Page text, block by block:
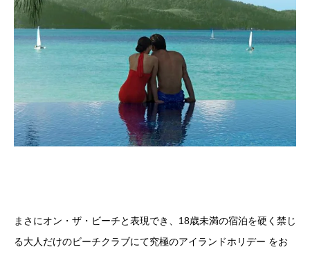
まさにオン・ザ・ビーチと表現でき、18歳未満の宿泊を硬く禁じ
る大人だけのビーチクラブにて究極のアイランドホリデー をお